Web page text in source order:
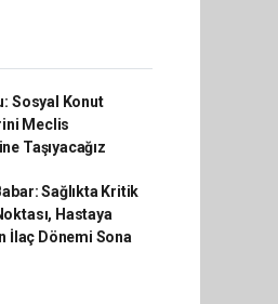
Sosyal Konut
Meclis
Taşıyacağız
Sağlıkta Kritik
Hastaya
İlaç Dönemi Sona